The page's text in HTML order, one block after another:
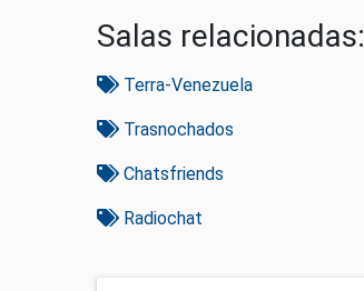
Salas relacionadas:
Terra-Venezuela
Trasnochados
Chatsfriends
Radiochat